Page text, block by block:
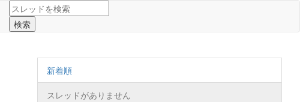
新着順
スレッドがありません